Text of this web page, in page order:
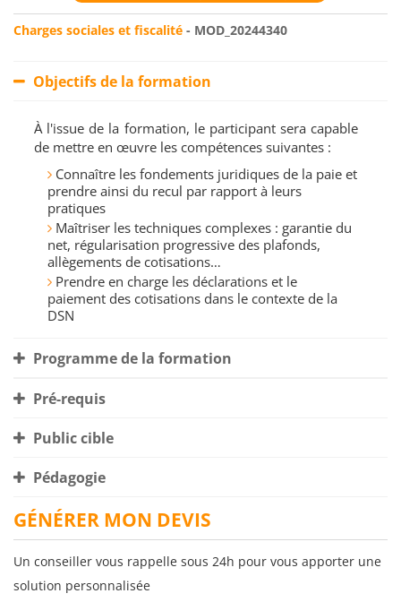
Charges sociales et fiscalité - MOD_20244340
Objectifs de la formation
À l'issue de la formation, le participant sera capable
de mettre en œuvre les compétences suivantes :
Connaître les fondements juridiques de la paie et
prendre ainsi du recul par rapport à leurs
pratiques
Maîtriser les techniques complexes : garantie du
net, régularisation progressive des plafonds,
allègements de cotisations…
Prendre en charge les déclarations et le
paiement des cotisations dans le contexte de la
DSN
Programme de la formation
Pré-requis
Public cible
Pédagogie
GÉNÉRER MON DEVIS
Un conseiller vous rappelle sous 24h pour vous apporter une
solution personnalisée